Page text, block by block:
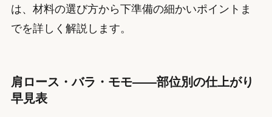
は、材料の選び方から下準備の細かいポイントま
でを詳しく解説します。
肩ロース・バラ・モモ——部位別の仕上がり
早見表